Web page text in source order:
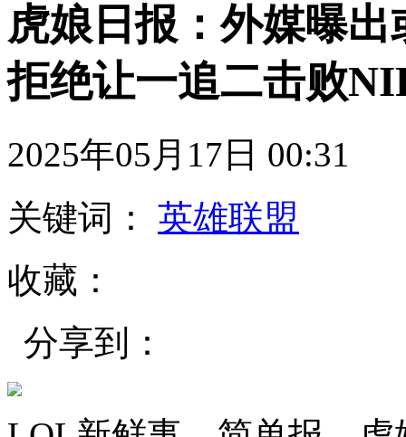
虎娘日报：外媒曝
拒绝让一追二击败
2025年05月17日
关键词：
英雄联盟
收藏：
分享到：